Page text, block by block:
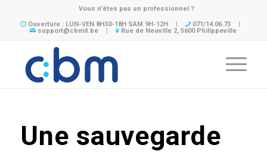
Vous n’êtes pas un professionnel ?
Ouverture : LUN-VEN 8H30-18H SAM 9H-12H
| 071/14.06.73
|
support@cbmit.be
| Rue de Neuville 2, 5600 Philippeville
Une sauvegarde